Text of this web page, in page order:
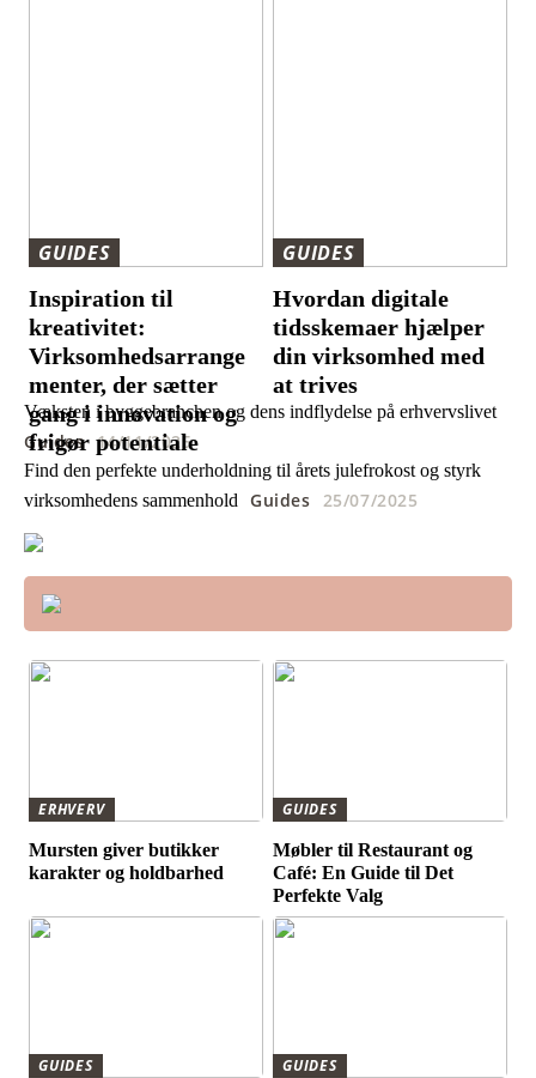
GUIDES
Inspiration til
kreativitet:
Virksomhedsarrange
menter, der sætter
gang i innovation og
frigør potentiale
GUIDES
Hvordan digitale
tidsskemaer hjælper
din virksomhed med
at trives
Væksten i byggebranchen og dens indflydelse på erhvervslivet
Guides 14/11/2025
Find den perfekte underholdning til årets julefrokost og styrk
virksomhedens sammenhold
Guides 25/07/2025
ERHVERV
Mursten giver butikker
karakter og holdbarhed
GUIDES
Møbler til Restaurant og
Café: En Guide til Det
Perfekte Valg
GUIDES GUIDES